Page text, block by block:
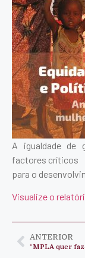
A igualdade de
factores críticos
para o
Visualize o
ANTERIOR